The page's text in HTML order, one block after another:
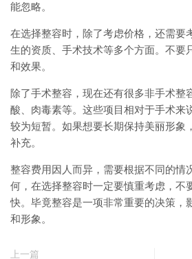
能忽略。
在选择整容时，除了考虑价格，还需要
生的资质、手术技术等多个方面。不要
和效果。
除了手术整容，现在还有很多非手术整
酸、肉毒素等。这些项目相对于手术来
较为短暂。如果想要长期保持美丽形象
补充。
整容费用因人而异，需要根据不同的情
何，在选择整容时一定要慎重考虑，不
快。毕竟整容是一项非常重要的决策，
和形象。
上一篇